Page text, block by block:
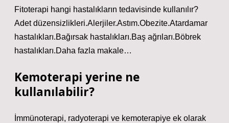
Fitoterapi hangi hastalıkların tedavisinde kullanılır?
Adet düzensizlikleri.Alerjiler.Astım.Obezite.Atardamar
hastalıkları.Bağırsak hastalıkları.Baş ağrıları.Böbrek
hastalıkları.Daha fazla makale…
Kemoterapi yerine ne
kullanılabilir?
İmmünoterapi, radyoterapi ve kemoterapiye ek olarak